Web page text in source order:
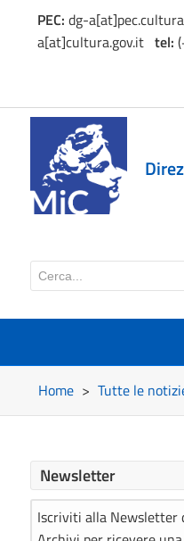
PEC: dg-
a[at]cultura.gov.ittel:
Home > Tutte le
Newsletter
Iscriviti alla Newsletter